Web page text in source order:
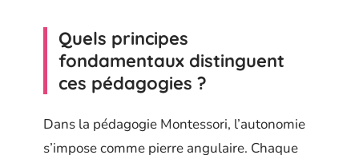
Quels principes
fondamentaux distinguent
ces pédagogies ?
Dans la pédagogie Montessori, l’autonomie
s’impose comme pierre angulaire. Chaque